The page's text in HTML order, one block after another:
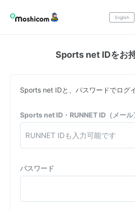
English
Sports net IDをお
Sports net IDと、パスワードでログ
Sports net ID・RUNNET ID（メール
パスワード